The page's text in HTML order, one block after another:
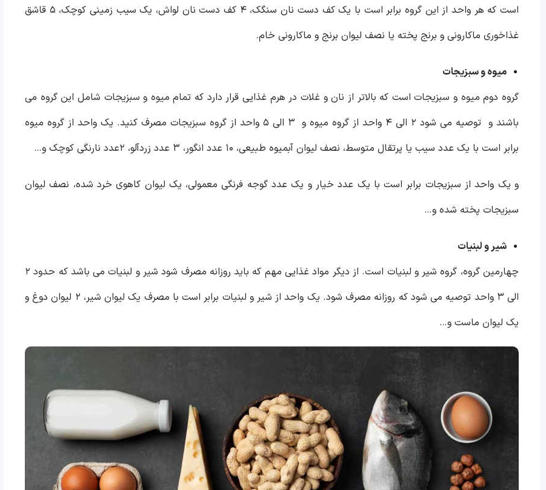
است که هر واحد از‌ این گروه برابر است با یک‌ کف دست نان سنگک، ۴ کف دست نان لواش، یک سیب زمینی کوچک، ۵ قاشق
غذاخوری ماکارونی و برنج پخته یا نصف لیوان برنج و ماکارونی خام.
میوه و سبزیجات
گروه دوم میوه و سبزیجات است که بالاتر از نان و غلات در هرم غذایی قرار دارد که‌ تمام میوه و سبزیجات شامل این گروه می
باشند و توصیه می شود ۲ الی ۴ واحد از گروه میوه و ۳ الی ۵ واحد از گروه سبزیجات مصرف کنید. یک واحد از گروه میوه
برابر است با یک‌ عدد سیب یا پرتقال متوسط، نصف لیوان آبمیوه طبیعی، ۱۰ عدد انگور، ۳ عدد زردآلو، ۲عدد نارنگی کوچک و…
و یک واحد از سبزیجات برابر است با یک‌ عدد خیار و یک عدد گوجه فرنگی معمولی، یک لیوان کاهوی خرد شده، نصف لیوان
سبزیجات پخته شده و…
شیر و لبنیات
چهارمین گروه،‌ گروه شیر و لبنیات است. از دیگر مواد غذایی مهم که باید روزانه مصرف شود شیر و لبنیات می باشد که حدود ۲
الی ۳ واحد توصیه می شود که روزانه مصرف شود. یک واحد از شیر و لبنیات برابر است با مصرف یک لیوان شیر، ۲ لیوان دوغ و
یک لیوان ماست و…